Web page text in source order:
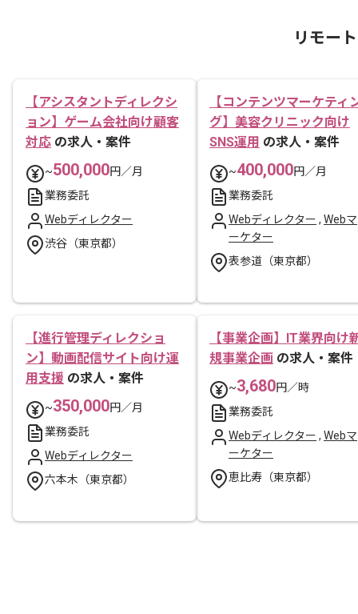
リモー
【アシスタントディレクシ
ョン】ゲーム会社向け顧客
対応 の求人・案件
~500,000円／月
業務委託
Webディレクター
渋谷（東京都）
【コンテンツマーケティ
グ】美容クリニック向け
SNS運用 の求人・案件
~400,000円／月
業務委託
Webディレクター , Webマ
ーケター
表参道（東京都）
【進行管理ディレクショ
ン】動画配信サイト向け運
用支援 の求人・案件
~350,000円／月
業務委託
Webディレクター
六本木（東京都）
【事業企画】IT業界向け
規事業企画 の求人・案件
~3,680円／時
業務委託
Webディレクター , Webマ
ーケター
恵比寿（東京都）